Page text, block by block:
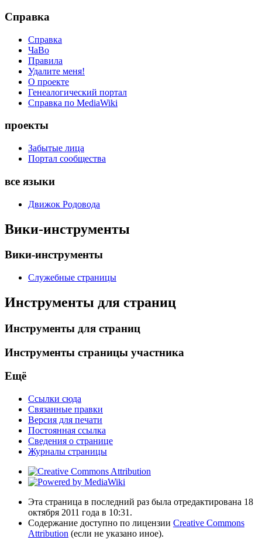
Справка
Справка
ЧаВо
Правила
Удалите меня!
О проекте
Генеалогический портал
Справка по MediaWiki
проекты
Забытые лица
Портал сообщества
все языки
Движок Родовода
Вики-инструменты
Вики-инструменты
Служебные страницы
Инструменты для страниц
Инструменты для страниц
Инструменты страницы участника
Ещё
Ссылки сюда
Связанные правки
Версия для печати
Постоянная ссылка
Сведения о странице
Журналы страницы
Эта страница в последний раз была отредактирована 18
октября 2011 года в 10:31.
Содержание доступно по лицензии Creative Commons
Attribution (если не указано иное).